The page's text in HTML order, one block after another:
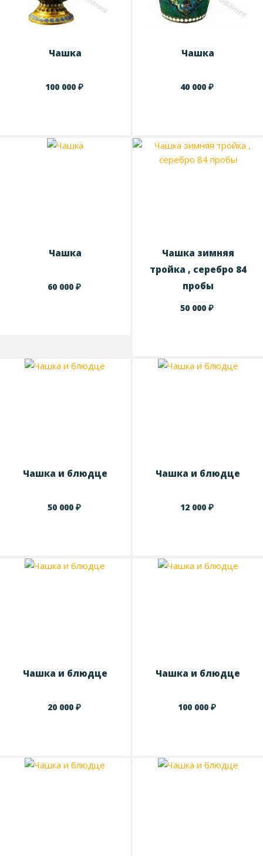
Чашка
100 000 ₽
Чашка
40 000₽
Чашка
60 000 ₽
Чашка зимняя
тройка , серебро 84
пробы
50 000₽
Чашка и блюдце
50 000 ₽
Чашка и блюдце
12 000₽
Чашка и блюдце
20 000 ₽
Чашка и блюдце
100 000₽